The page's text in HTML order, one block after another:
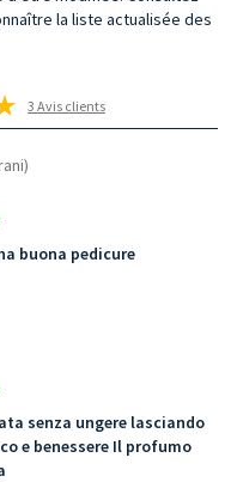
la liste actualisée des
3 Avis clients
buona pedicure
senza ungere lasciando
e benessere Il profumo